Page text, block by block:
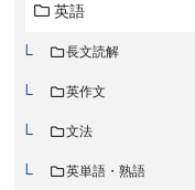
英語
長文読解
英作文
文法
英単語・熟語